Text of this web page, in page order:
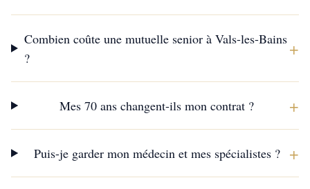
Combien coûte une mutuelle senior à Vals-les-Bains
?
+
Mes 70 ans changent-ils mon contrat ? +
Puis-je garder mon médecin et mes spécialistes ? +